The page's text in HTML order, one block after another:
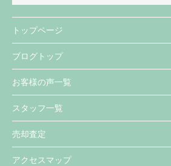
トップページ
ブログトップ
お客様の声一覧
スタッフ一覧
売却査定
アクセスマップ